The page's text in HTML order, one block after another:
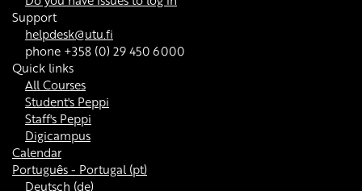
Support
helpdesk@utu.fi
phone +358 (0) 29 450 6000
Quick links
All Courses
Student's Peppi
Staff's Peppi
Digicampus
Calendar
Português - Portugal ‎(pt)‎
Deutsch ‎(de)‎